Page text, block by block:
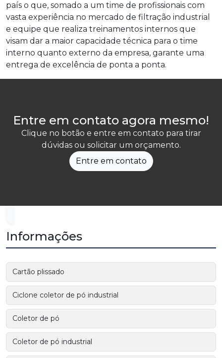
país o que, somado a um time de profissionais com
vasta experiência no mercado de filtração industrial
e equipe que realiza treinamentos internos que
visam dar a maior capacidade técnica para o time
interno quanto externo da empresa, garante uma
entrega de excelência de ponta a ponta.
Entre em contato agora mesmo!
Clique no botão e entre em contato para tirar
dúvidas ou solicitar um orçamento.
Entre em contato
Informações
Cartão plissado
Ciclone coletor de pó industrial
Coletor de pó
Coletor de pó industrial